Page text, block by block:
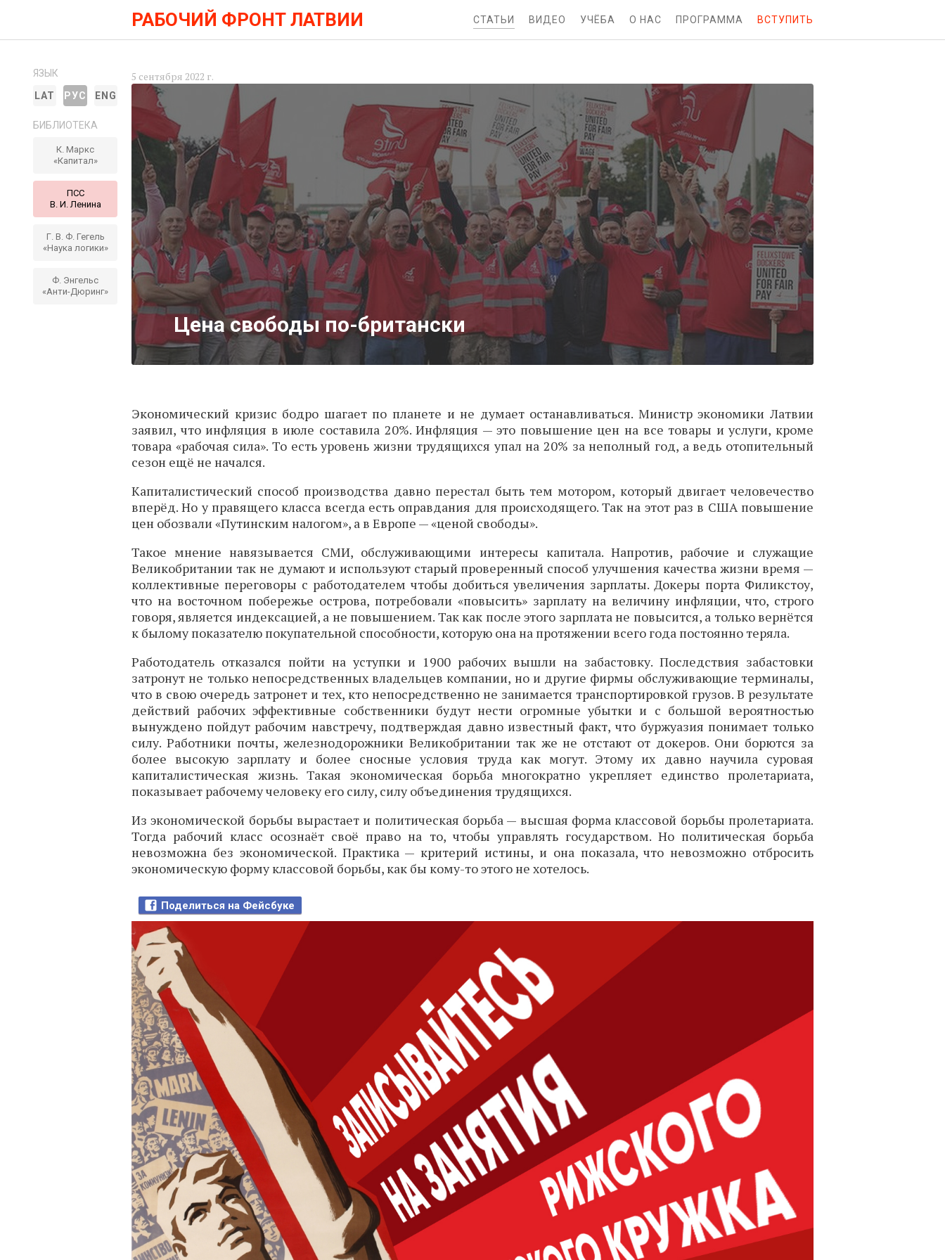
РАБОЧИЙ ФРОНТ ЛАТВИИ СТАТЬИ ВИДЕО УЧЁБА О НАС ПРОГРАММА ВСТУПИТЬ
ЯЗЫК
LAT
РУС ENG
БИБЛИОТЕКА
К. Маркс
«Капитал»
ПСС
В. И. Ленина
Г. В. Ф. Гегель
«Наука логики»
Ф. Энгельс
«Анти-Дюринг»
5 сентября 2022 г.
Цена свободы по-британски
Экономический кризис бодро шагает по планете и не думает останавливаться. Министр экономики Латвии
заявил, что инфляция в июле составила 20%. Инфляция — это повышение цен на все товары и услуги, кроме
товара «рабочая сила». То есть уровень жизни трудящихся упал на 20% за неполный год, а ведь отопительный
сезон ещё не начался.
Капиталистический способ производства давно перестал быть тем мотором, который двигает человечество
вперёд. Но у правящего класса всегда есть оправдания для происходящего. Так на этот раз в США повышение
цен обозвали «Путинским налогом», а в Европе — «ценой свободы».
Такое мнение навязывается СМИ, обслуживающими интересы капитала. Напротив, рабочие и служащие
Великобритании так не думают и используют старый проверенный способ улучшения качества жизни время —
коллективные переговоры с работодателем чтобы добиться увеличения зарплаты. Докеры порта Филикстоу,
что на восточном побережье острова, потребовали «повысить» зарплату на величину инфляции, что, строго
говоря, является индексацией, а не повышением. Так как после этого зарплата не повысится, а только вернётся
к былому показателю покупательной способности, которую она на протяжении всего года постоянно теряла.
Работодатель отказался пойти на уступки и 1900 рабочих вышли на забастовку. Последствия забастовки
затронут не только непосредственных владельцев компании, но и другие фирмы обслуживающие терминалы,
что в свою очередь затронет и тех, кто непосредственно не занимается транспортировкой грузов. В результате
действий рабочих эффективные собственники будут нести огромные убытки и с большой вероятностью
вынуждено пойдут рабочим навстречу, подтверждая давно известный факт, что буржуазия понимает только
силу. Работники почты, железнодорожники Великобритании так же не отстают от докеров. Они борются за
более высокую зарплату и более сносные условия труда как могут. Этому их давно научила суровая
капиталистическая жизнь. Такая экономическая борьба многократно укрепляет единство пролетариата,
показывает рабочему человеку его силу, силу объединения трудящихся.
Из экономической борьбы вырастает и политическая борьба — высшая форма классовой борьбы пролетариата.
Тогда рабочий класс осознаёт своё право на то, чтобы управлять государством. Но политическая борьба
невозможна без экономической. Практика — критерий истины, и она показала, что невозможно отбросить
экономическую форму классовой борьбы, как бы кому-то этого не хотелось.
Поделиться на Фейсбуке